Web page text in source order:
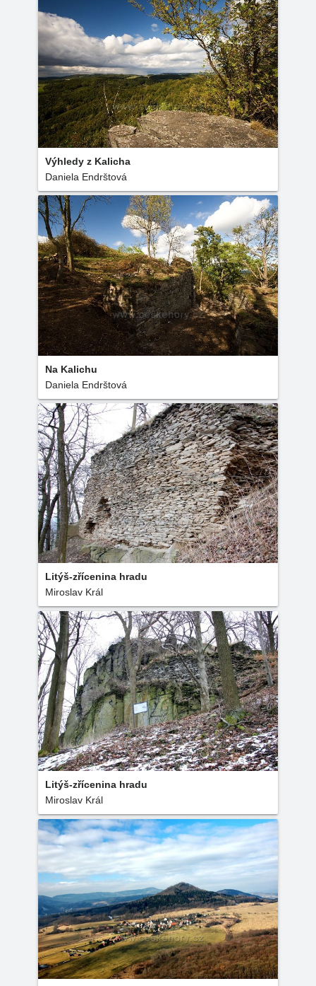
Výhledy z Kalicha
Daniela Endrštová
Na Kalichu
Daniela Endrštová
Litýš-zřícenina hradu
Miroslav Král
Litýš-zřícenina hradu
Miroslav Král